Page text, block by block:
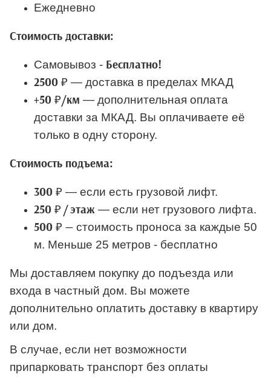
Ежедневно
Стоимость доставки:
Самовывоз - Бесплатно!
2500 ₽ — доставка в пределах МКАД
+50 ₽/км — дополнительная оплата
доставки за МКАД. Вы оплачиваете её
только в одну сторону.
Стоимость подъема:
300 ₽ — если есть грузовой лифт.
250 ₽ / этаж — если нет грузового лифта.
500 ₽ — стоимость проноса за каждые 50
м. Меньше 25 метров - бесплатно
Мы доставляем покупку до подъезда или
входа в частный дом. Вы можете
дополнительно оплатить доставку в квартиру
или дом.
В случае, если нет возможности
припарковать транспорт без оплаты